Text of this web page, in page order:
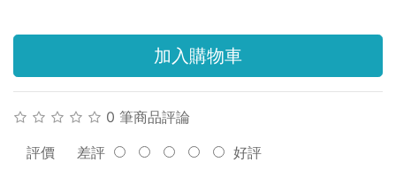
加入購物車
0 筆商品評論
評價 差評 好評